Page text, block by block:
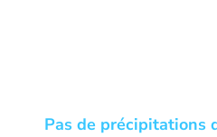
Pas de précipitations